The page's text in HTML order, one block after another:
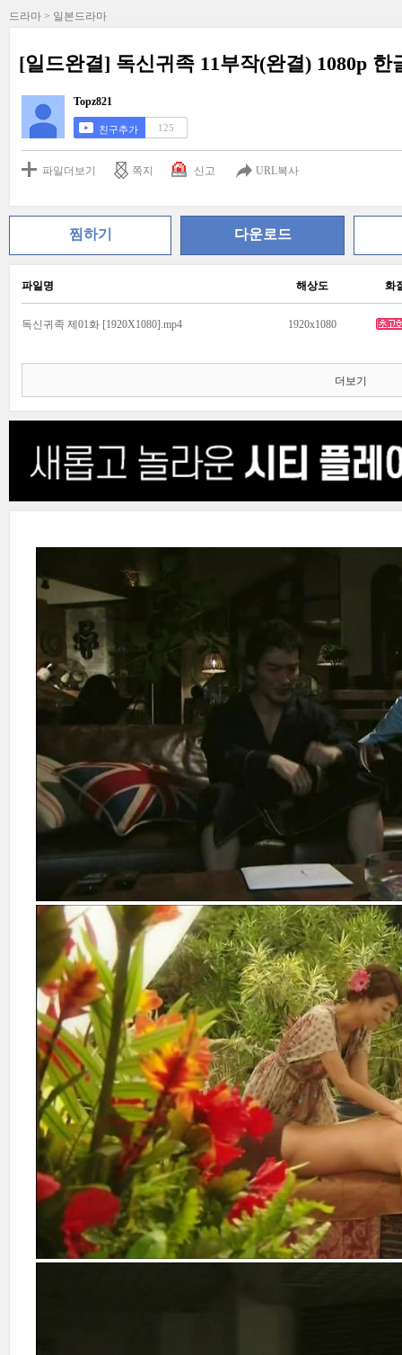
드라마 > 일본드라마
[일드완결] 독신귀족 11부작(완결) 1080p 한
Topz821
친구추가 125
파일더보기 쪽지 신고 URL복사
찜하기 다운로드
파일명 해상도 화
독신귀족 제01화 [1920X1080].mp4 1920x1080
더보기